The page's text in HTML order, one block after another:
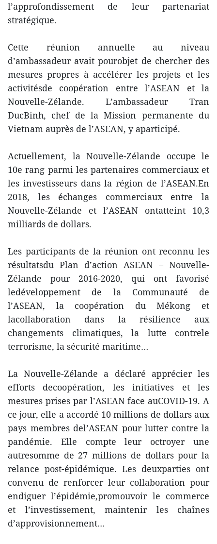
l’approfondissement de leur partenariat
stratégique.
Cette réunion annuelle au niveau
d’ambassadeur avait pourobjet de chercher des
mesures propres à accélérer les projets et les
activitésde coopération entre l’ASEAN et la
Nouvelle-Zélande. L’ambassadeur Tran
DucBinh, chef de la Mission permanente du
Vietnam auprès de l’ASEAN, y aparticipé.
Actuellement, la Nouvelle-Zélande occupe le
10e rang parmi les partenaires commerciaux et
les investisseurs dans la région de l’ASEAN.En
2018, les échanges commerciaux entre la
Nouvelle-Zélande et l’ASEAN ontatteint 10,3
milliards de dollars.
Les participants de la réunion ont reconnu les
résultatsdu Plan d’action ASEAN – Nouvelle-
Zélande pour 2016-2020, qui ont favorisé
ledéveloppement de la Communauté de
l’ASEAN, la coopération du Mékong et
lacollaboration dans la résilience aux
changements climatiques, la lutte contrele
terrorisme, la sécurité maritime…
La Nouvelle-Zélande a déclaré apprécier les
efforts decoopération, les initiatives et les
mesures prises par l’ASEAN face auCOVID-19. A
ce jour, elle a accordé 10 millions de dollars aux
pays membres del’ASEAN pour lutter contre la
pandémie. Elle compte leur octroyer une
autresomme de 27 millions de dollars pour la
relance post-épidémique. Les deuxparties ont
convenu de renforcer leur collaboration pour
endiguer l’épidémie,promouvoir le commerce
et l’investissement, maintenir les chaînes
d’approvisionnement…